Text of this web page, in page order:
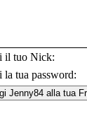
il tuo Nick:
la tua password: